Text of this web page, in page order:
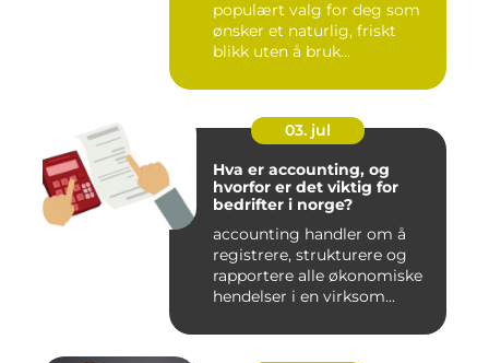
populært valg for deg som
ønsker et naturlig, friskt
blikk uten å bruk...
03. jul
Hva er accounting, og
hvorfor er det viktig for
bedrifter i norge?
accounting handler om å
registrere, strukturere og
rapportere alle økonomiske
hendelser i en virksom...